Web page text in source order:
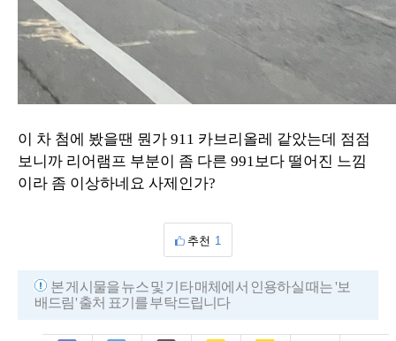
이 차 첨에 봤을땐 뭔가 911 카브리올레 같았는데 점점
보니까 리어램프 부분이 좀 다른 991보다 떨어진 느낌
이라 좀 이상하네요 사제인가?
추천 1
본 게시물을 뉴스 및 기타 매체에서 인용하실 때는 '보
배드림' 출처 표기를 부탁드립니다